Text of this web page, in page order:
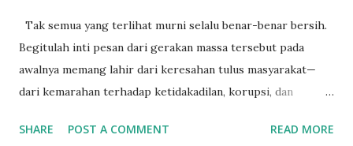
Tak semua yang terlihat murni selalu benar-benar bersih.
Begitulah inti pesan dari gerakan massa tersebut pada
awalnya memang lahir dari keresahan tulus masyarakat—
dari kemarahan terhadap ketidakadilan, korupsi, dan
ada tangan-tangan tersembunyi yang menunggangi situasi
SHARE POST A COMMENT READ MORE